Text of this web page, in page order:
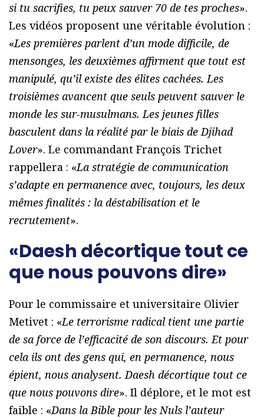
si tu sacrifies, tu peux sauver 70 de tes proches».
Les vidéos proposent une véritable évolution :
«Les premières parlent d’un mode difficile, de
mensonges, les deuxièmes affirment que tout est
manipulé, qu’il existe des élites cachées. Les
troisièmes avancent que seuls peuvent sauver le
monde les sur-musulmans. Les jeunes filles
basculent dans la réalité par le biais de Djihad
Lover». Le commandant François Trichet
rappellera : «La stratégie de communication
s’adapte en permanence avec, toujours, les deux
mêmes finalités : la déstabilisation et le
recrutement».
«Daesh décortique tout ce
que nous pouvons dire»
Pour le commissaire et universitaire Olivier
Metivet : «Le terrorisme radical tient une partie
de sa force de l’efficacité de son discours. Et pour
cela ils ont des gens qui, en permanence, nous
épient, nous analysent. Daesh décortique tout ce
que nous pouvons dire». Il déplore, et le mot est
faible : «Dans la Bible pour les Nuls l’auteur